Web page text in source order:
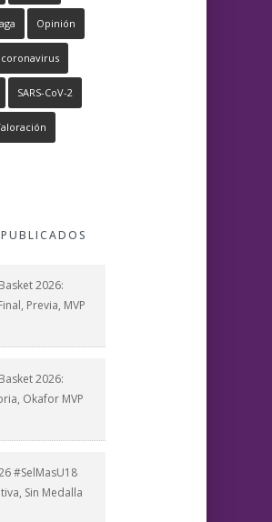
Opinión
SARS-CoV-2
2026:
Previa, MVP
2026:
Okafor MVP
#SelMasU18
Sin Medalla